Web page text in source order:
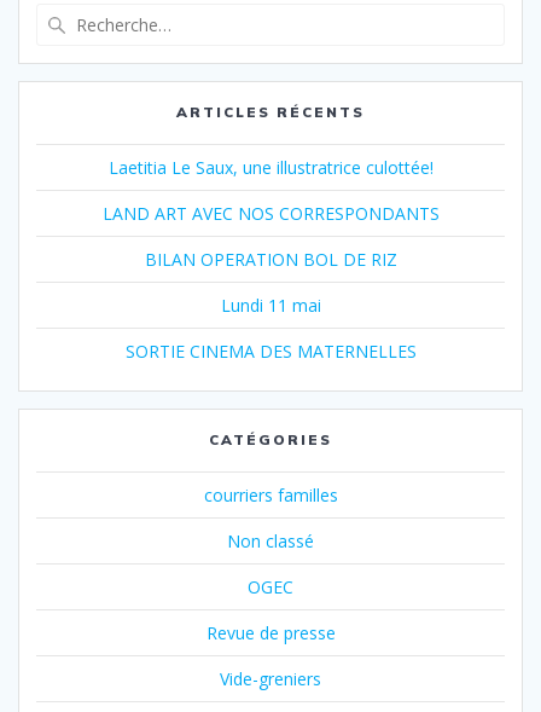
:
ARTICLES RÉCENTS
Laetitia Le Saux, une illustratrice culottée!
LAND ART AVEC NOS CORRESPONDANTS
BILAN OPERATION BOL DE RIZ
Lundi 11 mai
SORTIE CINEMA DES MATERNELLES
CATÉGORIES
courriers familles
Non classé
OGEC
Revue de presse
Vide-greniers